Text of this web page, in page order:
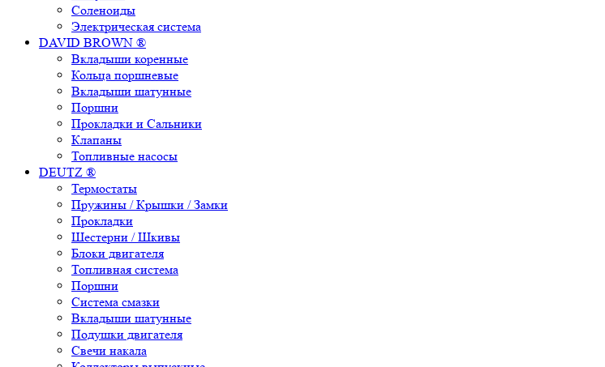
Соленоиды
Электрическая система
DAVID BROWN ®
Вкладыши коренные
Кольца поршневые
Вкладыши шатунные
Поршни
Прокладки и Сальники
Клапаны
Топливные насосы
DEUTZ ®
Термостаты
Пружины / Крышки / Замки
Прокладки
Шестерни / Шкивы
Блоки двигателя
Топливная система
Поршни
Система смазки
Вкладыши шатунные
Подушки двигателя
Свечи накала